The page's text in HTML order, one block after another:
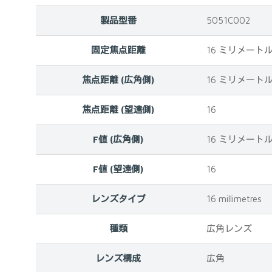
製品型番 ‎5051C002
固定焦点距離 ‎16 ミリメート
焦点距離 (広角側) ‎16 ミリメート
焦点距離 (望遠側) ‎16
F値 (広角側) ‎16 ミリメート
F値 (望遠側) ‎16
レンズタイプ ‎16 millimetres
種類 ‎広角レンズ
レンズ構成 ‎広角